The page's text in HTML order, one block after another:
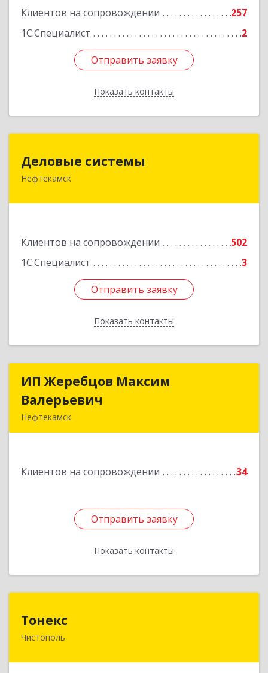
Клиентов на сопровождении
257
1С:Специалист
2
Отправить заявку
Показать контакты
Отправить заявку
Назад
Деловые системы
Нефтекамск
Клиентов на сопровождении
502
1С:Специалист
3
Отправить заявку
Показать контакты
452689, Башкортостан Респ, Нефтекамск г,
Отправить заявку
Назад
ИП Жеребцов Максим
Валерьевич
Нефтекамск
Клиентов на сопровождении 34
Отправить заявку
Показать контакты
ИП Жеребцов Максим
Подробнее
Отправить заявку
Назад
Тонекс
Чистополь
422980, Татарстан Респ, Чистопольский р-н,